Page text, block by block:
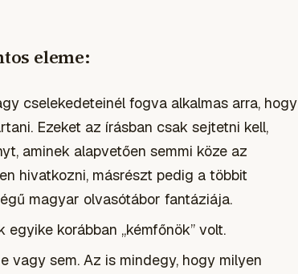
eleme:
cselekedeteinél fogva alkalmas arra, hogy
Ezeket az írásban csak sejtetni kell,
aminek alapvetően semmi köze az
hivatkozni, másrészt pedig a többit
magyar olvasótábor fantáziája.
korábban „kémfőnök” volt.
vagy sem. Az is mindegy, hogy milyen